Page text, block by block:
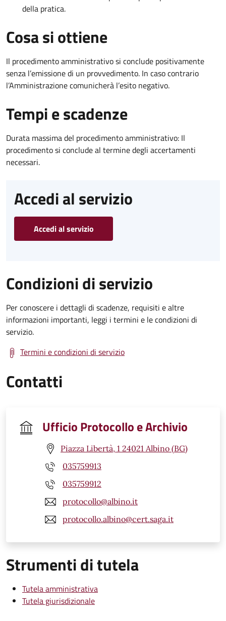
della pratica.
Cosa si ottiene
Il procedimento amministrativo si conclude positivamente
senza l’emissione di un provvedimento. In caso contrario
l’Amministrazione comunicherà l’esito negativo.
Tempi e scadenze
Durata massima del procedimento amministrativo: Il
procedimento si conclude al termine degli accertamenti
necessari.
Accedi al servizio
Accedi al servizio
Condizioni di servizio
Per conoscere i dettagli di scadenze, requisiti e altre
informazioni importanti, leggi i termini e le condizioni di
servizio.
Termini e condizioni di servizio
Contatti
Ufficio Protocollo e Archivio
Piazza Libertà, 1 24021 Albino (BG)
035759913
035759912
protocollo@albino.it
protocollo.albino@cert.saga.it
Strumenti di tutela
Tutela amministrativa
Tutela giurisdizionale